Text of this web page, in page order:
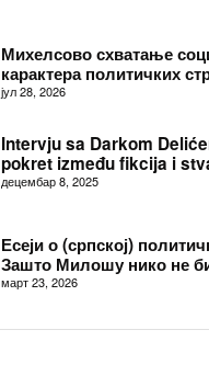
Михелсово схватање
карактера политичких
јул 28, 2026
Intervju sa Darkom
pokret između fikcija i
децембар 8, 2025
Есеји о (српској)
Зашто Милошу нико не
март 23, 2026